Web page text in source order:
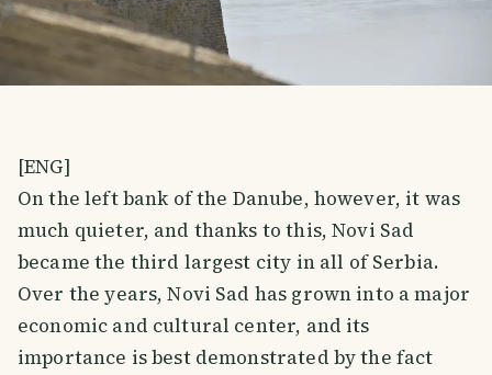
[ENG]
On the left bank of the Danube, however, it was
much quieter, and thanks to this, Novi Sad
became the third largest city in all of Serbia.
Over the years, Novi Sad has grown into a major
economic and cultural center, and its
importance is best demonstrated by the fact